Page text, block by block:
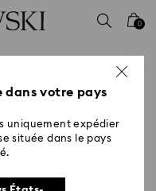
0
dans votre pays
uniquement expédier
située dans le pays